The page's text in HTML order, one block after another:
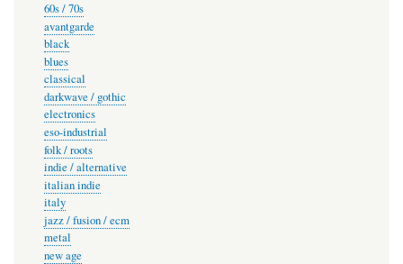
60s / 70s
avantgarde
black
blues
classical
darkwave / gothic
electronics
eso-industrial
folk / roots
indie / alternative
italian indie
italy
jazz / fusion / ecm
metal
new age